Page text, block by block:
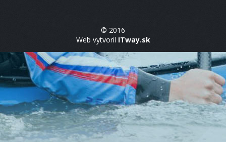
© 2016
Web vytvoril ITway.sk